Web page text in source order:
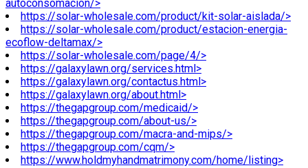
autoconsomacion/>
https://solar-wholesale.com/product/kit-solar-aislada/>
https://solar-wholesale.com/product/estacion-energia-
ecoflow-deltamax/>
https://solar-wholesale.com/page/4/>
https://galaxylawn.org/services.html>
https://galaxylawn.org/contactus.html>
https://galaxylawn.org/about.html>
https://thegapgroup.com/medicaid/>
https://thegapgroup.com/about-us/>
https://thegapgroup.com/macra-and-mips/>
https://thegapgroup.com/cqm/>
https://www.holdmyhandmatrimony.com/home/listing>